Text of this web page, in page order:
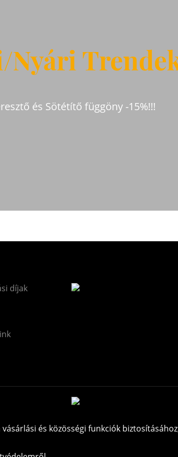
Nyári
és Sötétítő függöny -15%!!!
díjak
és közösségi funkciók